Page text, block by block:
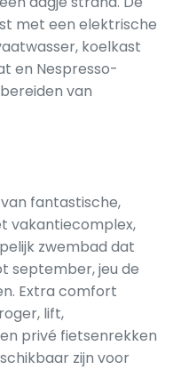
met een elektrische
koelkast
en Nespresso-
van
fantastische,
vakantiecomplex,
zwembad dat
september, jeu de
Extra comfort
lift,
privé fietsenrekken
zijn voor